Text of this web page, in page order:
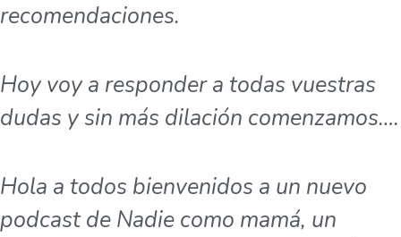
recomendaciones.
Hoy voy a responder a todas vuestras
dudas y sin más dilación comenzamos….
Hola a todos bienvenidos a un nuevo
podcast de Nadie como mamá, un